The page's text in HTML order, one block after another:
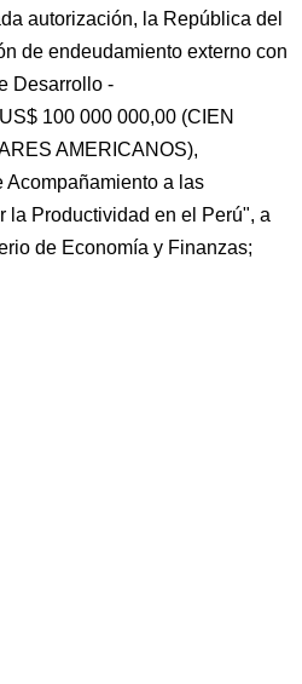
autorización, la República del
de endeudamiento externo con
Desarrollo -
100 000 000,00 (CIEN
AMERICANOS),
Acompañamiento a las
la Productividad en el Perú", a
de Economía y Finanzas;